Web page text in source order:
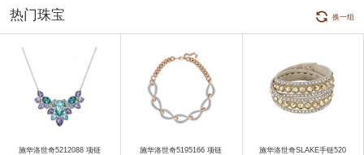
热门珠宝 换一组
施华洛世奇5212088 项链 施华洛世奇5195166 项链
施华洛世奇SLAKE手链520